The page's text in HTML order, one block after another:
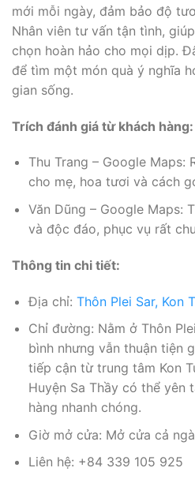
mới mỗi ngày, đảm bảo độ
Nhân viên tư vấn tận tình,
chọn hoàn hảo cho mọi dịp.
để tìm một món quà ý nghĩa
gian sống.
Trích đánh giá từ khách hàng:
Thu Trang – Google
cho mẹ, hoa tươi và cách
Văn Dũng – Google Maps:
và độc đáo, phục vụ rất
Thông tin chi tiết:
Địa chỉ: Thôn Plei Sar, Kon
Chỉ đường: Nằm ở Thôn
bình nhưng vẫn thuận tiện
tiếp cận từ trung tâm Kon
Huyện Sa Thầy có thể yên
hàng nhanh chóng.
Giờ mở cửa: Mở cửa cả
Liên hệ: +84 339 105 925